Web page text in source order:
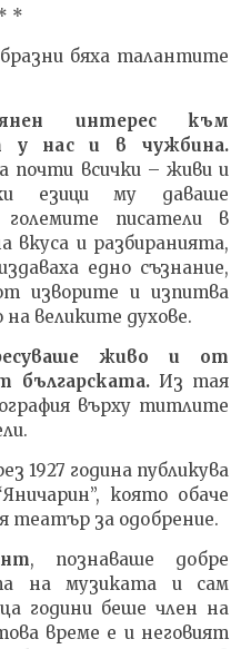
*
бяха талантите
интерес към
у нас и в чужбина.
почти всички – живи и
езици му даваше
писатели в
вкуса и разбиранията,
едно съзнание,
изворите и изпитва
великите духове.
живо и от
българската.Из тая
върху титлите
1927 година публикува
която обаче
театър за одобрение.
, познаваше добре
на музиката и сам
години беше член на
време е и неговият